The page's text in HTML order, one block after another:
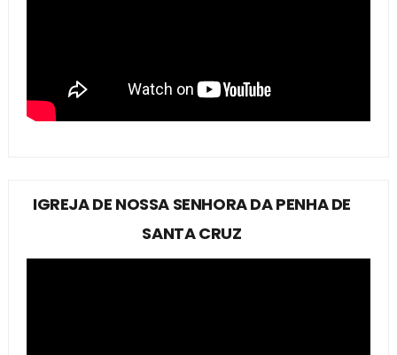
IGREJA DE NOSSA SENHORA DA PENHA DE
SANTA CRUZ